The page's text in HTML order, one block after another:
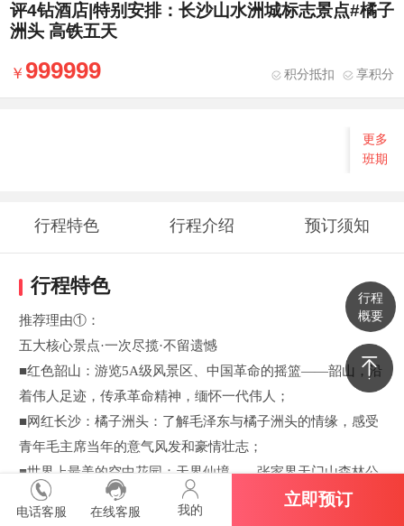
行程
概要
电话客服 在线客服 我的
立即预订
评4钻酒店|特别安排：长沙山水洲城标志景点#橘子
洲头 高铁五天
999999 积分抵扣 享积分
更多
班期
行程特色 行程介绍 预订须知
行程特色
推荐理由①：
五大核心景点·一次尽揽·不留遗憾
■红色韶山：游览5A级风景区、中国革命的摇篮——韶山，沿
着伟人足迹，传承革命精神，缅怀一代伟人；
■网红长沙：橘子洲头：了解毛泽东与橘子洲头的情缘，感受
青年毛主席当年的意气风发和豪情壮志；
■世界上最美的空中花园：天界仙境——张家界天门山森林公
园
乘坐世界最长的户外缆车；